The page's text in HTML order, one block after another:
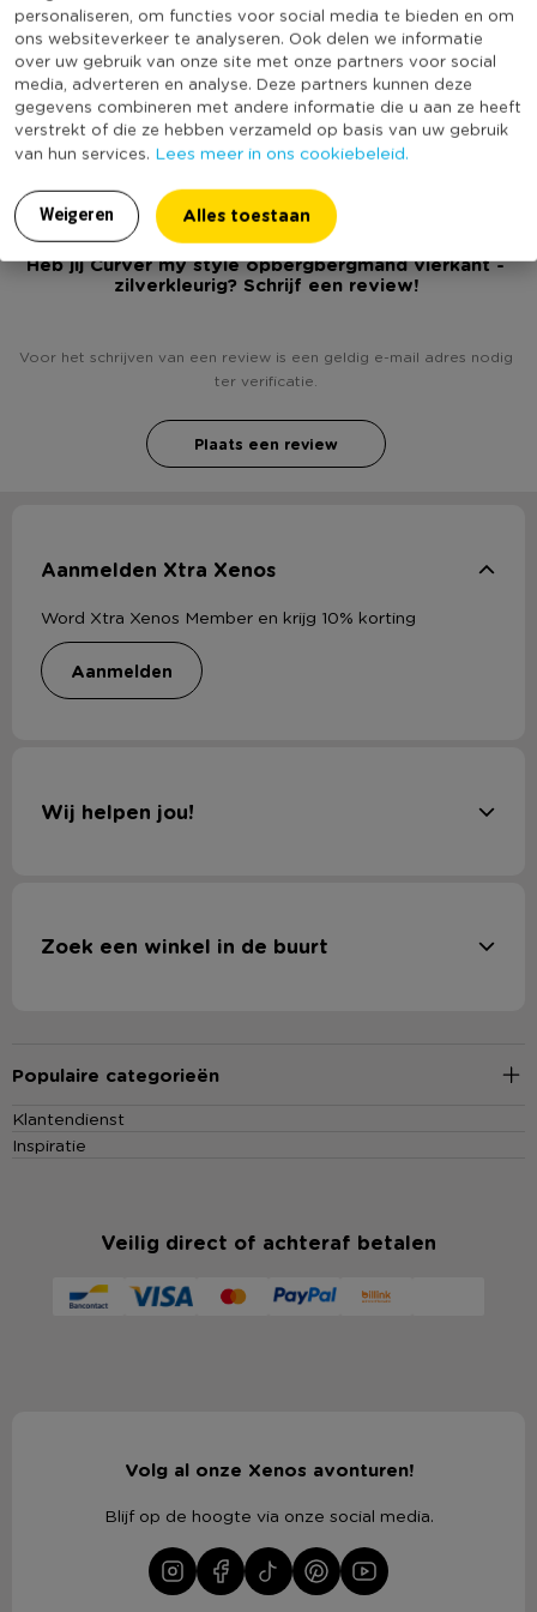
personaliseren, om functies voor social media te bieden en om
ons websiteverkeer te analyseren. Ook delen we informatie
over uw gebruik van onze site met onze partners voor social
media, adverteren en analyse. Deze partners kunnen deze
gegevens combineren met andere informatie die u aan ze heeft
verstrekt of die ze hebben verzameld op basis van uw gebruik
van hun services. Lees meer in ons cookiebeleid.
Weigeren Alles toestaan
innovatie en design zorgt Curver ervoor dat zijn voorop lopen
in de markt.
Merk
Curver
Met wielen
Nee
Deksel
Nee
Duurzaamheidsscore
(Nog) geen score
bekend
Heb jij Curver my style opbergbergmand vierkant -
zilverkleurig? Schrijf een review!
Voor het schrijven van een review is een geldig e-mail adres nodig
ter verificatie.
Plaats een review
Aanmelden Xtra Xenos
Word Xtra Xenos Member en krijg 10% korting
aanmelden
Wij helpen jou!
Zoek een winkel in de buurt
Populaire categorieën
Klantendienst
Inspiratie
Veilig direct of achteraf betalen
Volg al onze Xenos avonturen!
Blijf op de hoogte via onze social media.